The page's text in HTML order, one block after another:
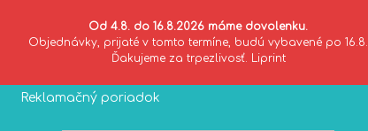
Od 4.8. do 16.8.2026 máme dovolenku.
Objednávky, prijaté v tomto termíne, budú vybavené po 16.8.
Ďakujeme za trpezlivosť. Liprint
Reklamačný poriadok